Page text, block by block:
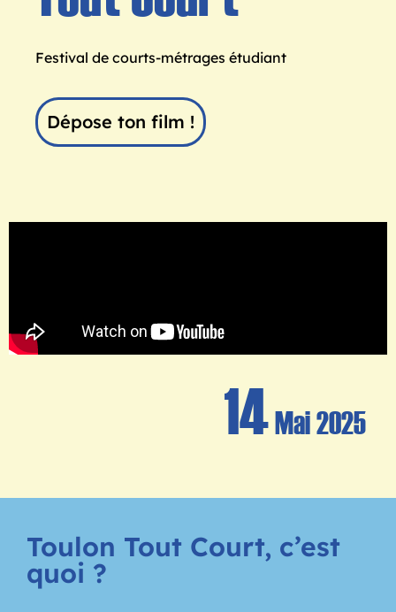
Festival de courts-métrages étudiant
Dépose ton film !
14Mai 2025
Toulon Tout Court, c’est
quoi ?